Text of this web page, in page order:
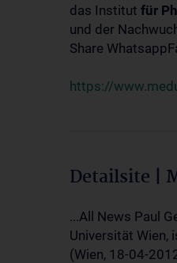
das Institut für
und der
Share
https://
Detailsite |
...All News Paul
Universität Wien,
(Wien, 18-04-